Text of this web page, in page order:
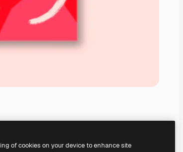
of cookies on your device to enhance site